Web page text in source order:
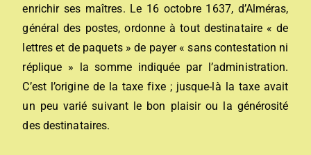
enrichir ses maîtres. Le 16 octobre 1637, d’Alméras,
général des postes, ordonne à tout destinataire « de
lettres et de paquets » de payer « sans contestation ni
réplique » la somme indiquée par l’administration.
C’est l’origine de la taxe fixe ; jusque-là la taxe avait
un peu varié suivant le bon plaisir ou la générosité
des destinataires.